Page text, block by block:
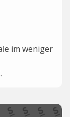
im weniger